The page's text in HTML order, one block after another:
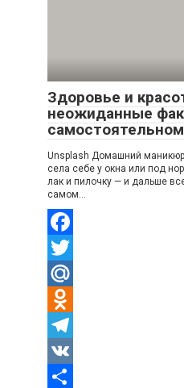
Здоровье и
неожиданные
Unsplash Домашний
села себе у окна или под
лак и пилочку — и дальше
самом…
Facebook
Twitter
Mail.Ru
Odnoklassniki
Telegram
VK